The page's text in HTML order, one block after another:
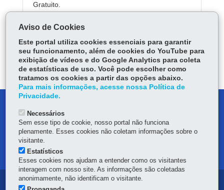
Gratuito.
ÓRGÃO RESPONSÁVEL
DEIXE SUA OPINIÃO
MAPA DO SITE
OUVIDORIA
Aviso de Cookies
Este portal utiliza cookies essenciais para garantir
seu funcionamento, além de cookies do YouTube para
exibição de vídeos e do Google Analytics para coleta
de estatísticas de uso. Você pode escolher como
tratamos os cookies a partir das opções abaixo.
Para mais informações, acesse nossa Política de
Privacidade.
Necessários
Sem esse tipo de cookie, nosso portal não funciona
plenamente. Esses cookies não coletam informações sobre o
visitante.
Estatísticos
Esses cookies nos ajudam a entender como os visitantes
interagem com nosso site. As informações são coletadas
anonimamente, não identificam o visitante.